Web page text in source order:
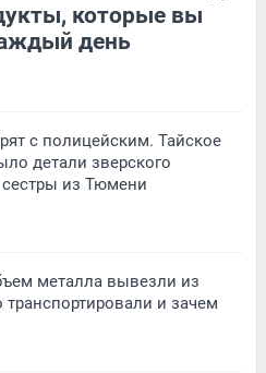
которые вы
день
с полицейским. Тайское
детали зверского
сестры из Тюмени
металла вывезли из
и зачем